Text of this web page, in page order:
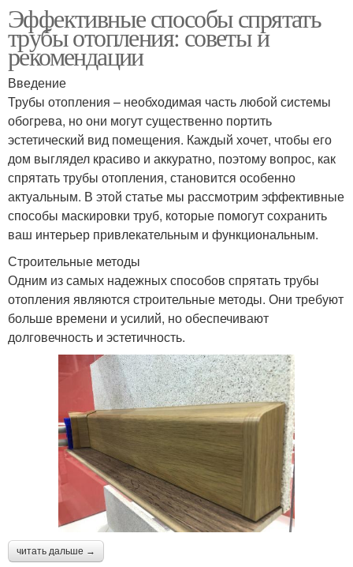
Эффективные способы спрятать
трубы отопления: советы и
рекомендации
Введение
Трубы отопления – необходимая часть любой системы
обогрева, но они могут существенно портить
эстетический вид помещения. Каждый хочет, чтобы его
дом выглядел красиво и аккуратно, поэтому вопрос, как
спрятать трубы отопления, становится особенно
актуальным. В этой статье мы рассмотрим эффективные
способы маскировки труб, которые помогут сохранить
ваш интерьер привлекательным и функциональным.
Строительные методы
Одним из самых надежных способов спрятать трубы
отопления являются строительные методы. Они требуют
больше времени и усилий, но обеспечивают
долговечность и эстетичность.
читать дальше →